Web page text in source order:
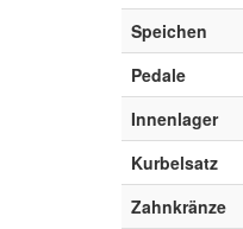
Speichen
Pedale
Innenlager
Kurbelsatz
Zahnkränze